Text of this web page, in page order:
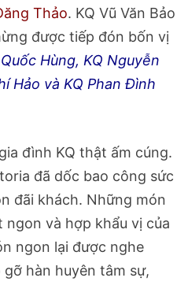
Thảo. KQ Vũ Văn Bảo
được tiếp đón bốn vị
Hùng, KQ Nguyễn
Hảo và KQ Phan Đình
đình KQ thật ấm cúng.
đã dốc bao công sức
đãi khách. Những món
và hợp khẩu vị của
ngon lại được nghe
hàn huyên tâm sự,